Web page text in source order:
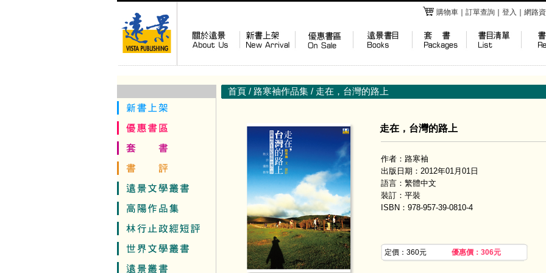
購物車 訂單查詢 登入 網路
首頁 / 路寒袖作品集 / 走在，台灣的路上
走在，台灣的路上
作者：路寒袖
出版日期：2012年01月01日
語言：繁體中文
裝訂：平裝
ISBN：978-957-39-0810-4
定價：360元 優惠價：306元